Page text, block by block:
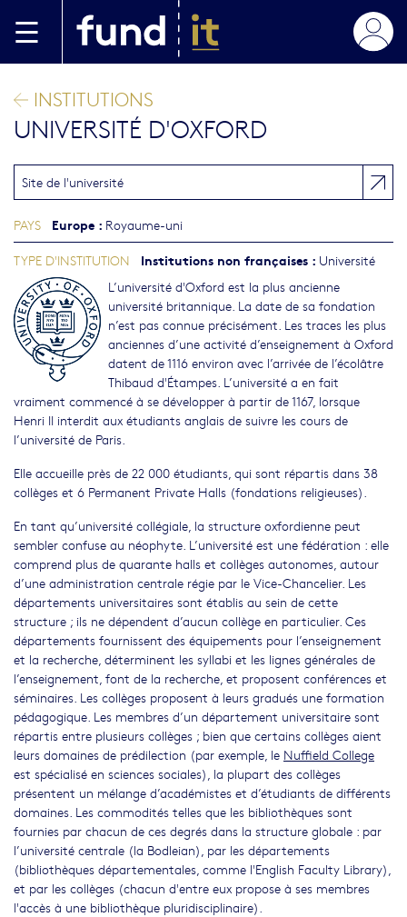
INSTITUTIONS
UNIVERSITÉ D'OXFORD
L’université d'Oxford est la plus ancienne
université britannique. La date de sa fondation
n’est pas connue précisément. Les traces les plus
anciennes d’une activité d’enseignement à Oxford
datent de 1116 environ avec l’arrivée de l’écolâtre
Thibaud d'Étampes. L’université a en fait
vraiment commencé à se développer à partir de 1167, lorsque
Henri II interdit aux étudiants anglais de suivre les cours de
l’université de Paris.
Elle accueille près de 22 000 étudiants, qui sont répartis dans 38
collèges et 6 Permanent Private Halls (fondations religieuses).
En tant qu’université collégiale, la structure oxfordienne peut
sembler confuse au néophyte. L’université est une fédération : elle
comprend plus de quarante halls et collèges autonomes, autour
d’une administration centrale régie par le Vice-Chancelier. Les
départements universitaires sont établis au sein de cette
structure ; ils ne dépendent d’aucun collège en particulier. Ces
départements fournissent des équipements pour l’enseignement
et la recherche, déterminent les syllabi et les lignes générales de
l’enseignement, font de la recherche, et proposent conférences et
séminaires. Les collèges proposent à leurs gradués une formation
pédagogique. Les membres d’un département universitaire sont
répartis entre plusieurs collèges ; bien que certains collèges aient
leurs domaines de prédilection (par exemple, le Nuffield College
est spécialisé en sciences sociales), la plupart des collèges
présentent un mélange d’académistes et d’étudiants de différents
domaines. Les commodités telles que les bibliothèques sont
fournies par chacun de ces degrés dans la structure globale : par
l’université centrale (la Bodleian), par les départements
(bibliothèques départementales, comme l'English Faculty Library),
et par les collèges (chacun d'entre eux propose à ses membres
l'accès à une bibliothèque pluridisciplinaire).
Site de l'université
PAYS Europe : Royaume-uni
TYPE D'INSTITUTION
Institutions non françaises : Université